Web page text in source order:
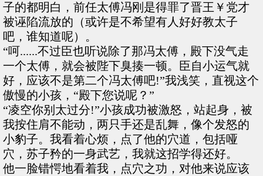
子的都明白，前任太傅冯刚是得罪了晋王￥党才
被诬陷流放的（或许是不希望有人好好教太子
吧，谁知道呢）。
“呵......不过臣也听说除了那冯太傅，殿下没气走
一个太傅，就会被陛下臭揍一顿。臣自小运气就
好，应该不是第二个冯太傅吧!”我浅笑，直视这个
傲慢的小孩，“殿下您说呢？”
“凌空你别太过分!”小孩成功被激怒，站起身，被
我按住肩不能动，两只手还是乱舞，像个发怒的
小豹子。我看着心烦，点了他的穴道，包括哑
穴，苏子矜的一身武艺，我就这招学得还好。
他一脸错愕地看着我，点穴之功，对他来说应该